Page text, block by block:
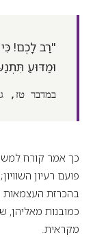
"רַב לָכֶם!
וּמַדּוּעַ
במדבר טז, ג
כך אמר קורח
פועם רעיון
בהכרזת העצמאות
כמובנות מאליהן,
מקראית.